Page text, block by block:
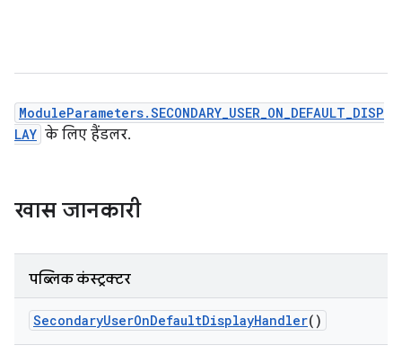
ModuleParameters.SECONDARY_USER_ON_DEFAULT_DISP
LAY के लिए हैंडलर.
खास जानकारी
पब्लिक कंस्ट्रक्टर
SecondaryUserOnDefaultDisplayHandler()